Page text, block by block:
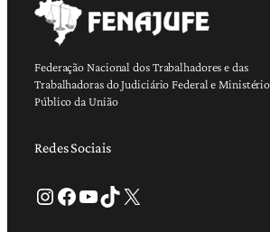
Federação Nacional dos Trabalhadores e das
Trabalhadoras do Judiciário Federal e Ministério
Público da União
Redes Sociais
Instagram Facebook Youtube TikTok X